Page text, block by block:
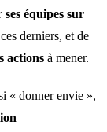
ses équipes sur
derniers, et de
actions à mener.
« donner envie »,